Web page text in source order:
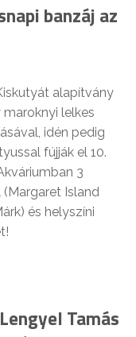
banzáj az
alapítvány
lelkes
idén pedig
fújják el 10.
3
Island
és helyszíni
Tamás